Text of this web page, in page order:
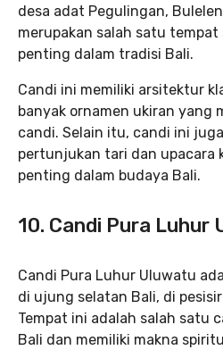
desa adat Pegulingan,
merupakan salah satu
penting dalam tradisi Bali.
Candi ini memiliki arsitektur
banyak ornamen ukiran yang
candi. Selain itu, candi ini
pertunjukan tari dan upacara
penting dalam budaya Bali.
10. Candi Pura Luhur
Candi Pura Luhur Uluwatu
di ujung selatan Bali, di
Tempat ini adalah salah satu
Bali dan memiliki makna